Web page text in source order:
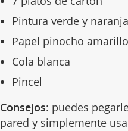
Pintura verde y naranja
Papel pinocho
Cola blanca
Pincel
Consejos: puedes
pared y simplemente